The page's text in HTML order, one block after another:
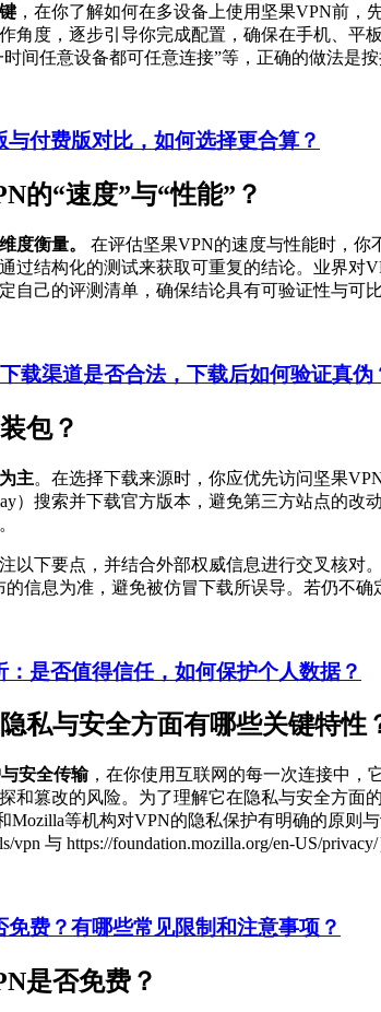
，在你了解如何在多设备上使用坚果VPN前
角度，逐步引导你完成配置，确保在手机、
间任意设备都可任意连接”等，正确的做法是
付费版对比，如何选择更合算？
的“速度”与“性能”？
度衡量。
在评估坚果VPN的速度与性能时，你
过结构化的测试来获取可重复的结论。业界
自己的评测清单，确保结论具有可验证性与可比
载渠道是否合法，下载后如何验证真伪
包？
主。在选择下载来源时，你应优先访问坚果
）搜索并下载官方版本，避免第三方站点的
以下要点，并结合外部权威信息进行交叉核
信息为准，避免被仿冒下载所误导。若仍不
是否值得信任，如何保护个人数据？
私与安全方面有哪些关键特性
安全传输，在你使用互联网的每一次连接中，
和篡改的风险。为了理解它在隐私与安全方
Mozilla等机构对VPN的隐私保护有明确的原
vpn 与 https://foundation.mozilla.org/en-US/
费？有哪些常见限制和注意事项？
是否免费？